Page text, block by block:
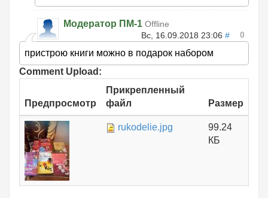
Модератор ПМ-1 Offline
Вс, 16.09.2018 23:06 # 0
пристрою книги можно в подарок набором
Comment Upload:
Предпросмотр
Прикрепленный
файл
Размер
rukodelie.jpg
99.24
КБ